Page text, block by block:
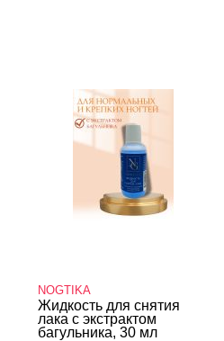
NOGTIKA
Жидкость для снятия
лака с экстрактом
багульника, 30 мл